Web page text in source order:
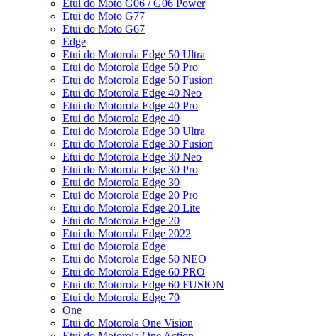
Etui do Moto G06 / G06 Power
Etui do Moto G77
Etui do Moto G67
Edge
Etui do Motorola Edge 50 Ultra
Etui do Motorola Edge 50 Pro
Etui do Motorola Edge 50 Fusion
Etui do Motorola Edge 40 Neo
Etui do Motorola Edge 40 Pro
Etui do Motorola Edge 40
Etui do Motorola Edge 30 Ultra
Etui do Motorola Edge 30 Fusion
Etui do Motorola Edge 30 Neo
Etui do Motorola Edge 30 Pro
Etui do Motorola Edge 30
Etui do Motorola Edge 20 Pro
Etui do Motorola Edge 20 Lite
Etui do Motorola Edge 20
Etui do Motorola Edge 2022
Etui do Motorola Edge
Etui do Motorola Edge 50 NEO
Etui do Motorola Edge 60 PRO
Etui do Motorola Edge 60 FUSION
Etui do Motorola Edge 70
One
Etui do Motorola One Vision